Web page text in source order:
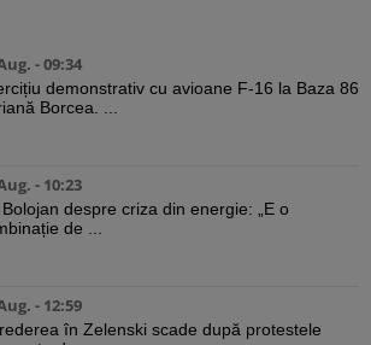
- 09:34
demonstrativ cu avioane F-16 la Baza 86
Borcea. ...
- 10:23
Bolojan despre criza din energie: „E o
de ...
- 12:59
în Zelenski scade după protestele